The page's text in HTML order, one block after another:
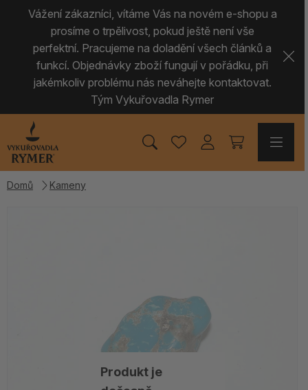
Vážení zákazníci, vítáme Vás na novém e-shopu a
prosíme o trpělivost, pokud ještě není vše
perfektní. Pracujeme na doladění všech článků a
funkcí. Objednávky zboží fungují v pořádku, při
jakémkoliv problému nás neváhejte kontaktovat.
Tým Vykuřovadla Rymer
Domů Kameny
Produkt je